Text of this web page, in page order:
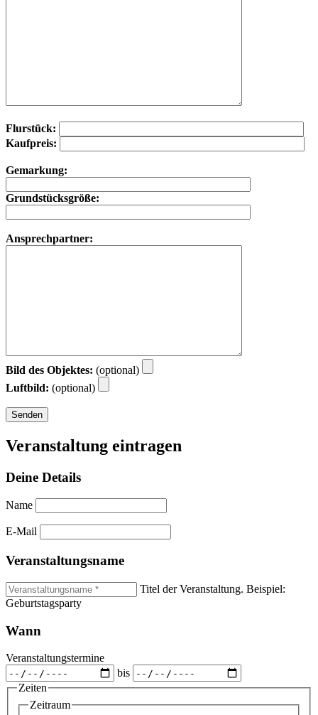
Flurstück:
Kaufpreis:
Gemarkung:
Grundstücksgröße:
Ansprechpartner:
Bild des Objektes: (optional)
Luftbild: (optional)
Veranstaltung eintragen
Deine Details
Name
E-Mail
Veranstaltungsname
Titel der Veranstaltung. Beispiel:
Geburtstagsparty
Wann
Veranstaltungstermine
bis
Zeiten
Zeitraum